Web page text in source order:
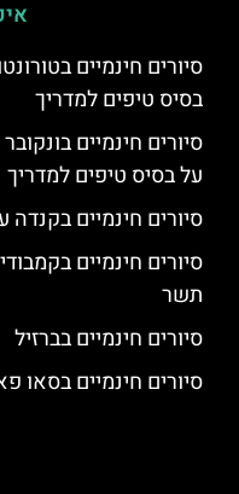
בסיס טיפים למדריך
על בסיס טיפים למדריך
סיורים חינמיים
סיורים חינמיים
תשר
סיורים חינמיים בברזיל
סיורים חינמיים בסאו